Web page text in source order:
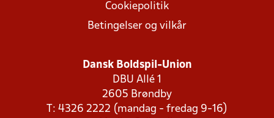
Cookiepolitik
Betingelser og vilkår
Dansk Boldspil-Union
DBU Allé 1
2605 Brøndby
T: 4326 2222 (mandag - fredag 9-16)